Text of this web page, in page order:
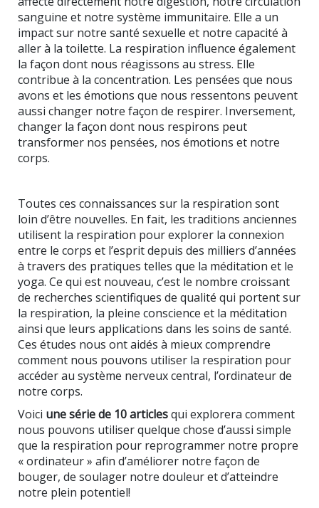
sanguine et notre système immunitaire. Elle a un
impact sur notre santé sexuelle et notre capacité à
aller à la toilette. La respiration influence également
la façon dont nous réagissons au stress. Elle
contribue à la concentration. Les pensées que nous
avons et les émotions que nous ressentons peuvent
aussi changer notre façon de respirer. Inversement,
changer la façon dont nous respirons peut
transformer nos pensées, nos émotions et notre
corps.
Toutes ces connaissances sur la respiration sont
loin d’être nouvelles. En fait, les traditions anciennes
utilisent la respiration pour explorer la connexion
entre le corps et l’esprit depuis des milliers d’années
à travers des pratiques telles que la méditation et le
yoga. Ce qui est nouveau, c’est le nombre croissant
de recherches scientifiques de qualité qui portent sur
la respiration, la pleine conscience et la méditation
ainsi que leurs applications dans les soins de santé.
Ces études nous ont aidés à mieux comprendre
comment nous pouvons utiliser la respiration pour
accéder au système nerveux central, l’ordinateur de
notre corps.
Voici une série de 10 articlesqui explorera comment
nous pouvons utiliser quelque chose d’aussi simple
que la respiration pour reprogrammer notre propre
« ordinateur » afin d’améliorer notre façon de
bouger, de soulager notre douleur et d’atteindre
notre plein potentiel!